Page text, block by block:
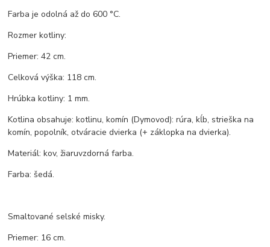
Farba je odolná až do 600 °C.
Rozmer kotliny:
Priemer: 42 cm.
Celková výška: 118 cm.
Hrúbka kotliny: 1 mm.
Kotlina obsahuje: kotlinu, komín (Dymovod): rúra, kĺb, strieška na
komín, popolník, otváracie dvierka (+ záklopka na dvierka).
Materiál: kov, žiaruvzdorná farba.
Farba: šedá.
Smaltované selské misky.
Priemer: 16 cm.